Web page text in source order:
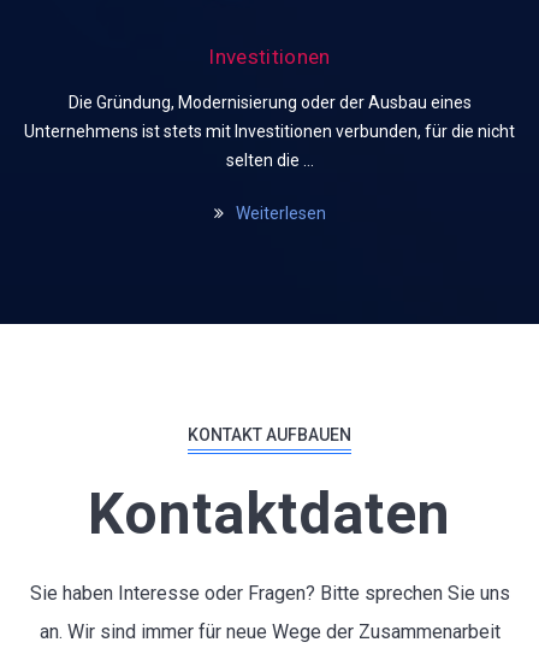
Investitionen
Die Gründung, Modernisierung oder der Ausbau eines
Unternehmens ist stets mit Investitionen verbunden, für die nicht
selten die …
Weiterlesen
KONTAKT AUFBAUEN
Kontaktdaten
Sie haben Interesse oder Fragen? Bitte sprechen Sie uns
an. Wir sind immer für neue Wege der Zusammenarbeit